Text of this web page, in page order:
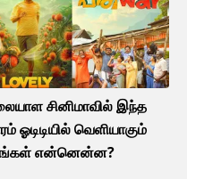
சினிமாவில் இந்த
ஓடிடியில் வெளியாகும்
என்னென்ன?